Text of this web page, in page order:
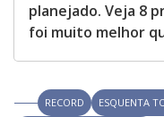
planejado. Veja 8
foi muito melhor
RECORD ESQUENTA